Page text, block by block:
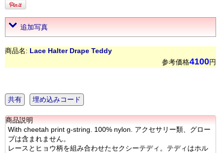
追加写真
商品名: Lace Halter Drape Teddy
参考価格4100円
共有 埋め込みコード
商品説明
With cheetah print g-string. 100% nylon. アクセサリー類、グロー
ブは含まれません。
レースとヒョウ柄を組み合わせたセクシーテディ。テディはホル